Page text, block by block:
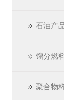
石油产
馏分燃
聚合物